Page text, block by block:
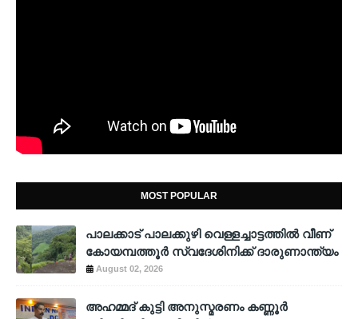
MOST POPULAR
പാലക്കാട് പാലക്കുഴി വെള്ളച്ചാട്ടത്തില്‍ വീണ്
കോയമ്പത്തൂര്‍ സ്വദേശിനിക്ക് ദാരുണാന്ത്യം
August 02, 2026
അഹമ്മദ് കുട്ടി അനുസ്മരണം കണ്ണൂർ